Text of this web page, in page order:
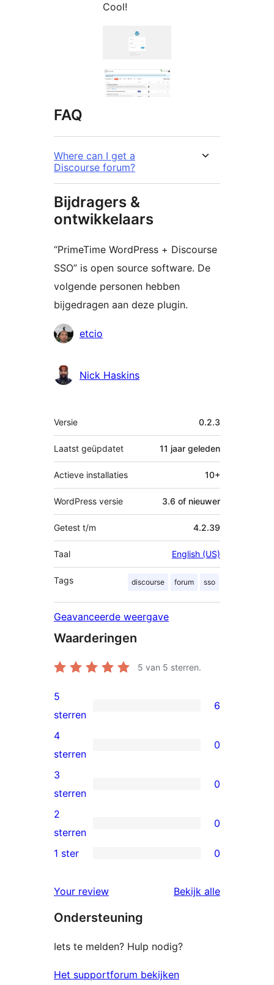
Cool!
FAQ
Where can I get a
Discourse forum?
Bijdragers &
ontwikkelaars
“PrimeTime WordPress + Discourse
SSO” is open source software. De
volgende personen hebben
bijgedragen aan deze plugin.
Bijdragers
etcio
Nick Haskins
Meta
Versie 0.2.3
Laatst geüpdatet 11 jaar geleden
Actieve installaties 10+
WordPress versie 3.6 of nieuwer
Getest t/m 4.2.39
Taal English (US)
Tags discourse forum sso
Geavanceerde weergave
Waarderingen
5 van 5 sterren.
6
5
sterren
beoordelingen
5
sterren
6
0
4
sterren
beoordelingen
4
sterren
0
0
3
sterren
beoordelingen
3
sterren
0
0
2
beoordelingen
2
sterren
0
sterren
beoordelingen
1 ster 0
Your review Bekijk alle
Ondersteuning
Iets te melden? Hulp nodig?
Het supportforum bekijken